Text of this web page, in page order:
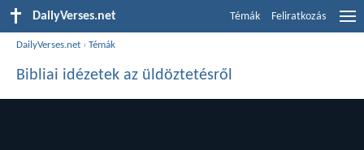
DailyVerses.net Témák Feliratkozás
DailyVerses.net ›Témák
Bibliai idézetek az üldöztetésről